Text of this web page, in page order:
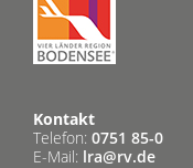
Kontakt
Telefon: 0751 85-0
E-Mail: lra@rv.de